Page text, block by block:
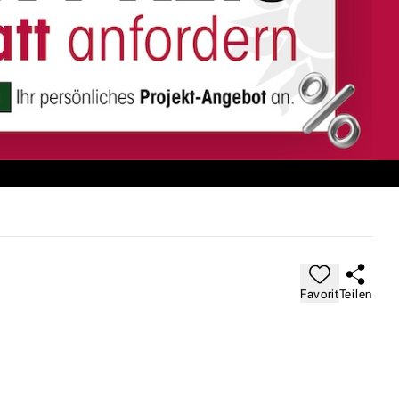
FavoritTeilen